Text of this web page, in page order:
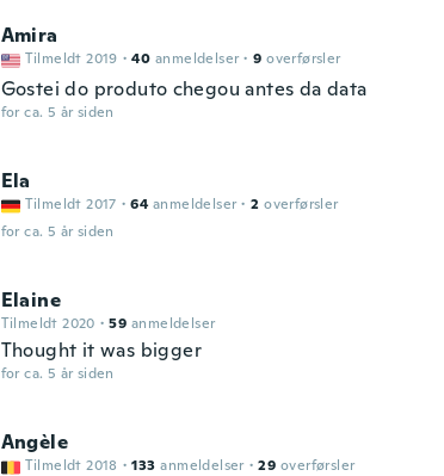
Amira
Tilmeldt 2019 · 40 anmeldelser · 9 overførsler
Gostei do produto chegou antes da data
for ca. 5 år siden
Ela
Tilmeldt 2017 · 64 anmeldelser · 2 overførsler
for ca. 5 år siden
Elaine
Tilmeldt 2020 · 59 anmeldelser
Thought it was bigger
for ca. 5 år siden
Angèle
Tilmeldt 2018 · 133 anmeldelser · 29 overførsler